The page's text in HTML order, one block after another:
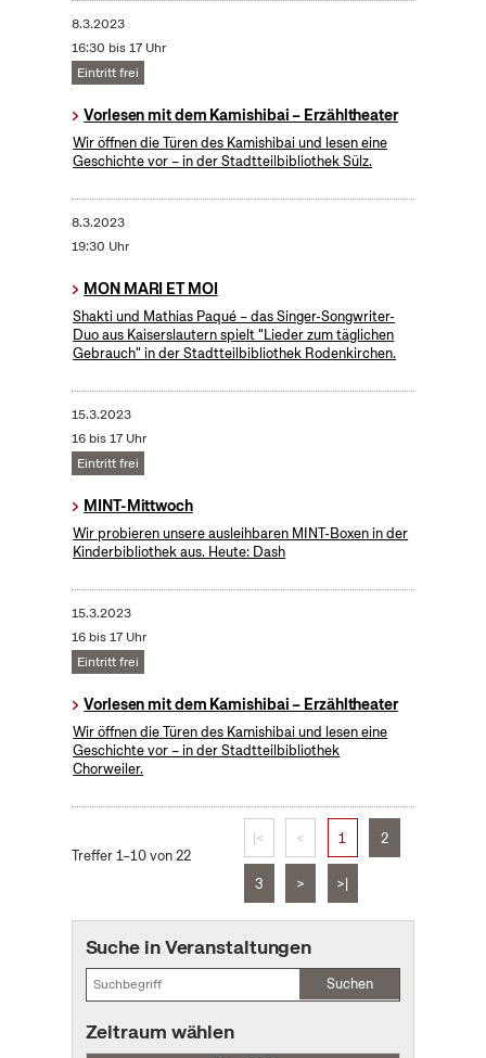
8.3.2023
16:30 bis 17 Uhr
Eintritt frei
Vorlesen mit dem Kamishibai – Erzähltheater
Wir öffnen die Türen des Kamishibai und lesen eine
Geschichte vor – in der Stadtteilbibliothek Sülz.
8.3.2023
19:30 Uhr
MON MARI ET MOI
Shakti und Mathias Paqué – das Singer-Songwriter-
Duo aus Kaiserslautern spielt "Lieder zum täglichen
Gebrauch" in der Stadtteilbibliothek Rodenkirchen.
15.3.2023
16 bis 17 Uhr
Eintritt frei
MINT-Mittwoch
Wir probieren unsere ausleihbaren MINT-Boxen in der
Kinderbibliothek aus. Heute: Dash
15.3.2023
16 bis 17 Uhr
Eintritt frei
Vorlesen mit dem Kamishibai – Erzähltheater
Wir öffnen die Türen des Kamishibai und lesen eine
Geschichte vor – in der Stadtteilbibliothek
Chorweiler.
Treffer 1–10 von 22
|< < 1 2
3 > >|
Suche in Veranstaltungen
Suchen
Zeitraum wählen